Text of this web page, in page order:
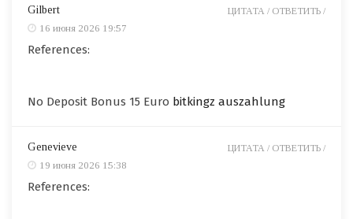
Gilbert
16 июня 2026 19:57
References:
No Deposit Bonus 15 Euro bitkingz auszahlung
ЦИТАТА / ОТВЕТИТЬ /
Genevieve
19 июня 2026 15:38
References:
ЦИТАТА / ОТВЕТИТЬ /